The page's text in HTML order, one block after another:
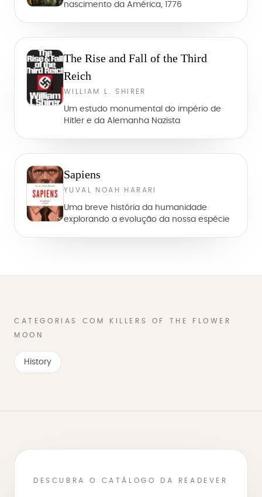
nascimento da América, 1776
The Rise and Fall of the Third
Reich
WILLIAM L. SHIRER
Um estudo monumental do império de
Hitler e da Alemanha Nazista
Sapiens
YUVAL NOAH HARARI
Uma breve história da humanidade
explorando a evolução da nossa espécie
CATEGORIAS COM KILLERS OF THE FLOWER
MOON
History
DESCUBRA O CATÁLOGO DA READEVER